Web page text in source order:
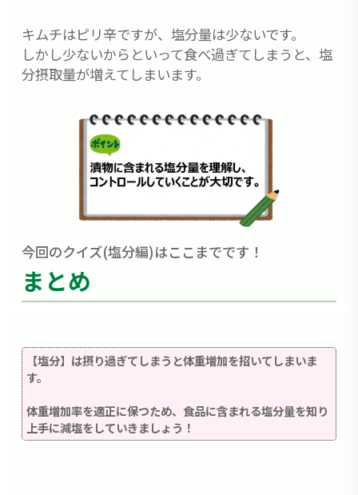
キムチはピリ辛ですが、塩分量は少ないです。
しかし少ないからといって食べ過ぎてしまうと、塩
分摂取量が増えてしまいます。
今回のクイズ(塩分編)はここまでです！
まとめ
【塩分】は摂り過ぎてしまうと体重増加を招いてしまいま
す。
体重増加率を適正に保つため、食品に含まれる塩分量を知り
上手に減塩をしていきましょう！